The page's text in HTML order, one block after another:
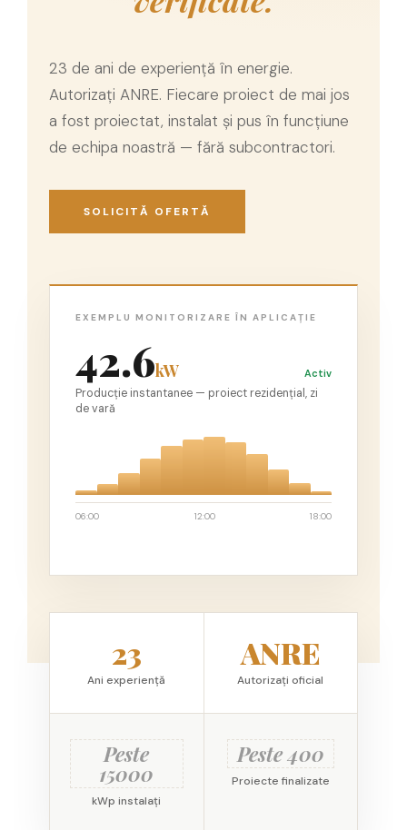
Prize și fișe industriale
Rame
23 de ani de experiență în energie.
Autorizați ANRE. Fiecare proiect de mai jos
a fost proiectat, instalat și pus în funcțiune
de echipa noastră — fără subcontractori.
SOLICITĂ OFERTĂ
EXEMPLU MONITORIZARE ÎN APLICAȚIE
42.6kW Activ
Producție instantanee — proiect rezidențial, zi
de vară
06:00 12:00 18:00
23
Ani experiență
ANRE
Autorizați oficial
Peste
15000
kWp instalați
Peste 400
Proiecte finalizate